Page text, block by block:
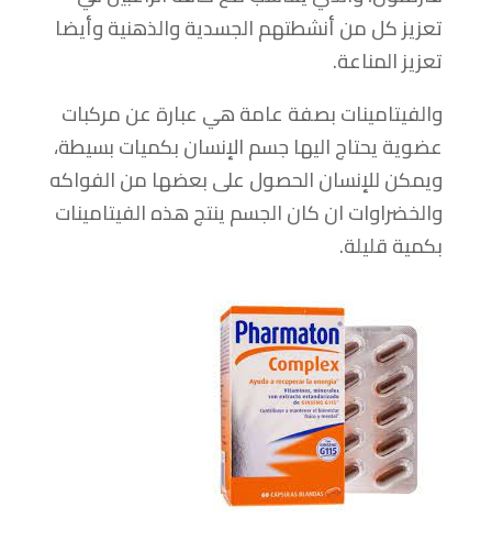
تعزيز كل من أنشطتهم الجسدية والذهنية وأيضا
تعزيز المناعة.
والفيتامينات بصفة عامة هي عبارة عن مركبات
عضوية يحتاج اليها جسم الإنسان بكميات بسيطة،
ويمكن للإنسان الحصول على بعضها من الفواكه
والخضراوات ان كان الجسم ينتج هذه الفيتامينات
بكمية قليلة.